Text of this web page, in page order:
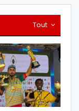
Tout